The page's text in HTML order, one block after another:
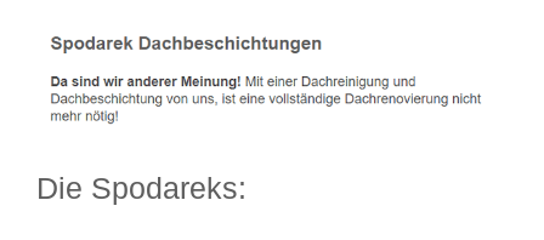
Die Spodareks: